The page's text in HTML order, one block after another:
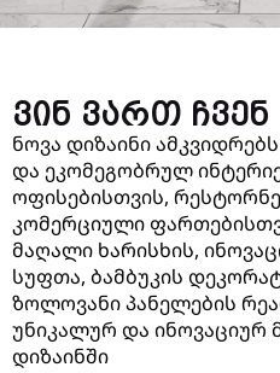
ვინ ვართ ჩვენ
ნოვა დიზაინი
და ეკომეგობრულ
ოფისებისთვის,
კომერციული
მაღალი ხარისხის,
სუფთა, ბამბუკის
ზოლოვანი პანელების
უნიკალურ და ინოვაციურ
დიზაინში